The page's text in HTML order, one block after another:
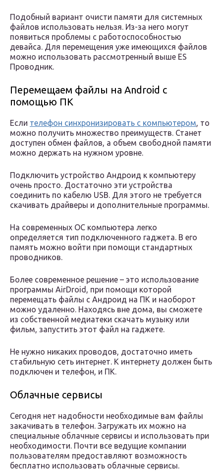
Подобный вариант очисти памяти для системных
файлов использовать нельзя. Из-за него могут
появиться проблемы с работоспособностью
девайса. Для перемещения уже имеющихся файлов
можно использовать рассмотренный выше ES
Проводник.
Перемещаем файлы на Android с
помощью ПК
Если телефон синхронизировать с компьютером, то
можно получить множество преимуществ. Станет
доступен обмен файлов, а объем свободной памяти
можно держать на нужном уровне.
Подключить устройство Андроид к компьютеру
очень просто. Достаточно эти устройства
соединить по кабелю USB. Для этого не требуется
скачивать драйверы и дополнительные программы.
На современных ОС компьютера легко
определяется тип подключенного гаджета. В его
память можно войти при помощи стандартных
проводников.
Более современное решение – это использование
программы AirDroid, при помощи которой
перемещать файлы с Андроид на ПК и наоборот
можно удаленно. Находясь вне дома, вы сможете
из собственной медиатеки скачать музыку или
фильм, запустить этот файл на гаджете.
Не нужно никаких проводов, достаточно иметь
стабильную сеть интернет. К интернету должен быть
подключен и телефон, и ПК.
Облачные сервисы
Сегодня нет надобности необходимые вам файлы
закачивать в телефон. Загружать их можно на
специальные облачные сервисы и использовать при
необходимости. Почти все ведущие компании
пользователям предоставляют возможность
бесплатно использовать облачные сервисы.